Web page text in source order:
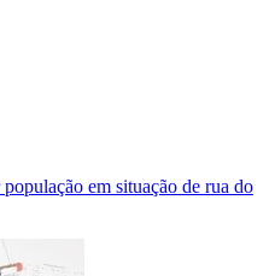
em situação de rua do